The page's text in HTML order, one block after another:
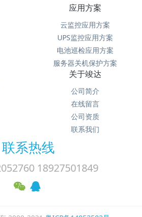
应用方案
云监控应用方案
UPS监控应用方案
电池巡检应用方案
服务器关机保护方案
关于竣达
公司简介
在线留言
公司资质
联系我们
联系热线
18927501849